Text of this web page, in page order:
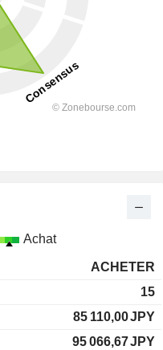
Achat
ACHETER
15
85 110,00JPY
95 066,67JPY